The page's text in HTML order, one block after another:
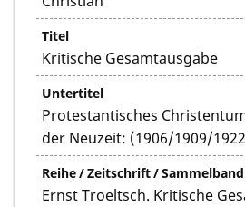
Titel
Kritische Gesamtausgabe
Untertitel
Protestantisches
der Neuzeit: (1906/1909/
Reihe / Zeitschrift / Sammelband
Ernst Troeltsch. Kritische